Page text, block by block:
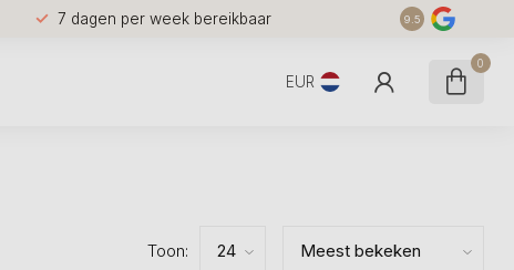
7 dagen per week bereikbaar 9.5
EUR
0
Toon: